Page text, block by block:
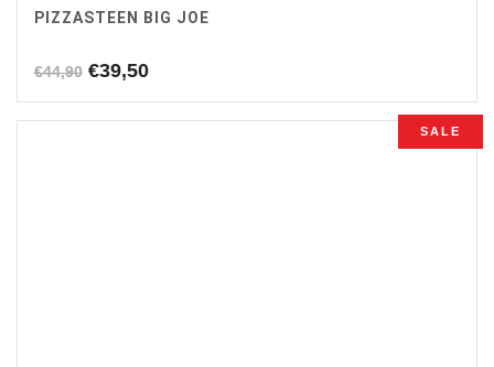
PIZZASTEEN BIG JOE
€44,90 Oorspronkelijke
was:
€39,50Huidige
is:
SALE